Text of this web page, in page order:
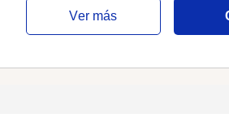
ver más